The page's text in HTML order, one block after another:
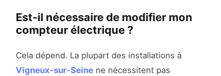
Est-il nécessaire de modifier mon
compteur électrique ?
Cela dépend. La plupart des installations à
Vigneux-sur-Seine ne nécessitent pas